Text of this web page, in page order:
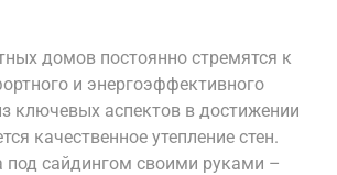
домов постоянно стремятся к
и энергоэффективного
ключевых аспектов в достижении
качественное утепление стен.
под сайдингом своими руками –